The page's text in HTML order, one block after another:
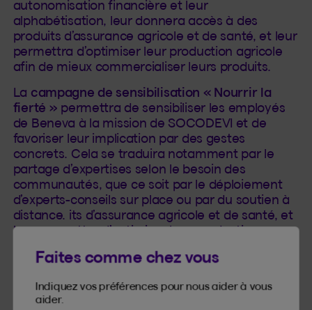
autonomisation financière et leur
alphabétisation, leur donnera accès à des
produits d’assurance agricole et de santé, et leur
permettra d’optimiser leur production agricole
afin de mieux commercialiser leurs produits.
La campagne de sensibilisation « Nourrir la
fierté » permettra de sensibiliser les employés
de Beneva à la mission de SOCODEVI et de
favoriser leur implication par des gestes
concrets. Cela se traduira notamment par le
partage d’expertises selon le besoin des
communautés, que ce soit par le déploiement
d’experts-conseils sur place ou par du soutien à
distance. its d’assurance agricole et de santé, et
leur permettra d’optimiser leur production
produits.
Beneva appuiera également SOCODEVI dans le
cadre de ses activités et événements de
Faites comme chez vous
Indiquez vos préférences pour nous aider à vous
aider.